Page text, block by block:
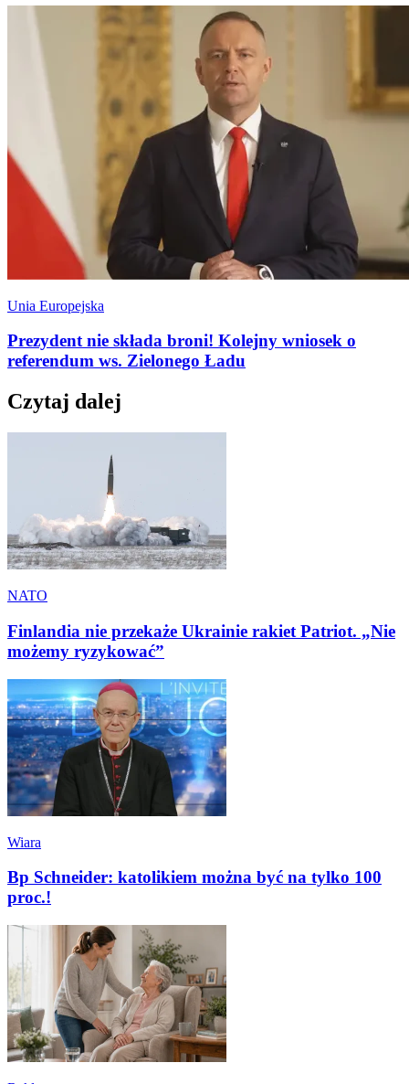
Unia Europejska
Prezydent nie składa broni! Kolejny wniosek o
referendum ws. Zielonego Ładu
Czytaj dalej
NATO
Finlandia nie przekaże Ukrainie rakiet Patriot. „Nie
możemy ryzykować”
Wiara
Bp Schneider: katolikiem można być na tylko 100
proc.!